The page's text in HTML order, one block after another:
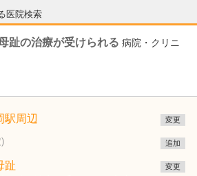
医院検索
趾の治療が受けられる 病院・クリニ
駅周辺 変更
追加
趾 変更